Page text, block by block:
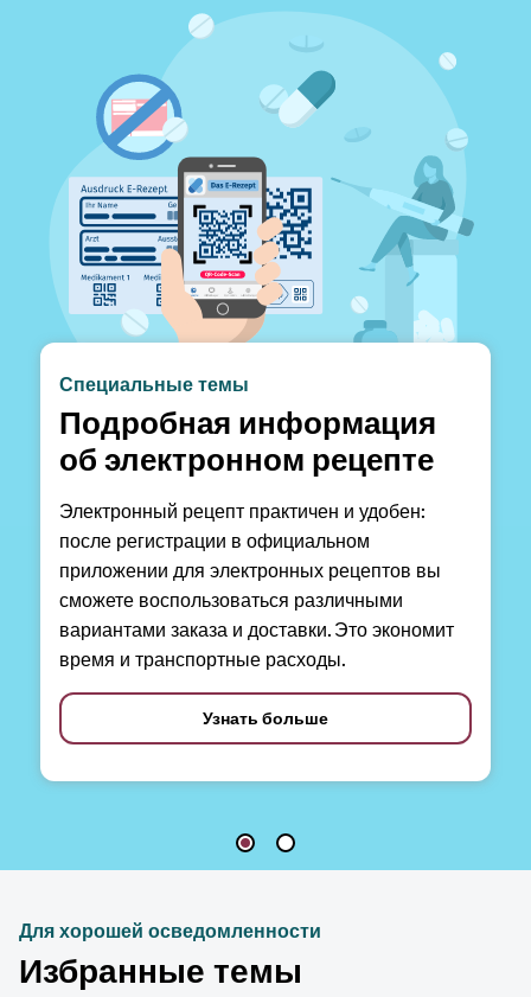
Специальные темы
Подробная информация
об электронном рецепте
Электронный рецепт практичен и удобен:
после регистрации в официальном
приложении для электронных рецептов вы
сможете воспользоваться различными
вариантами заказа и доставки. Это экономит
время и транспортные расходы.
Узнать больше
Для хорошей осведомленности
Избранные темы